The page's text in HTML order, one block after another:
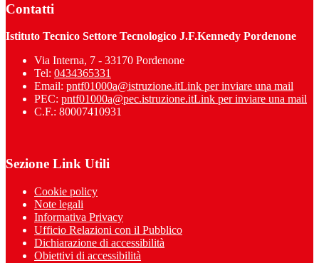
Contatti
Istituto Tecnico Settore Tecnologico J.F.Kennedy Pordenone
Via Interna, 7 - 33170 Pordenone
Tel: 0434365331
Email: pntf01000a@istruzione.itLink per inviare una mail
PEC: pntf01000a@pec.istruzione.itLink per inviare una mail
C.F.: 80007410931
Sezione Link Utili
Cookie policy
Note legali
Informativa Privacy
Ufficio Relazioni con il Pubblico
Dichiarazione di accessibilità
Obiettivi di accessibilità